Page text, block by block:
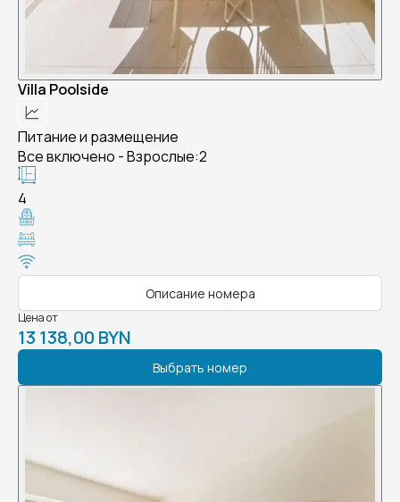
Villa Poolside
Питание и размещение
Все включено - Взрослые:2
4
Описание номера
Цена от
13 138,00 BYN
Выбрать номер